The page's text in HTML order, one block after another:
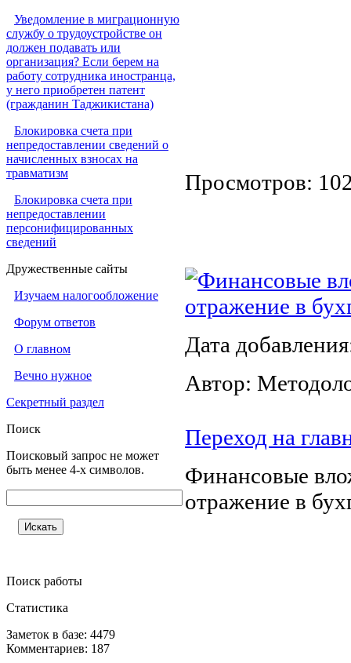
Уведомление в миграционную
службу о трудоустройстве он
должен подавать или
организация? Если берем на
работу сотрудника иностранца,
у него приобретен патент
(гражданин Таджикистана)
Блокировка счета при
непредоставлении сведений о
начисленных взносах на
травматизм
Блокировка счета при
непредоставлении
персонифицированных
сведений
Дружественные сайты
Изучаем налогообложение
Форум ответов
О главном
Вечно нужное
Секретный раздел
Поиск
Поисковый запрос не может
быть менее 4-х символов.
Поиск работы
Статистика
Заметок в базе: 4479
Комментариев: 187
Просмотров:
Финансовые
отражение в
Дата
Автор:
Переход на
Финансовые
отражение в